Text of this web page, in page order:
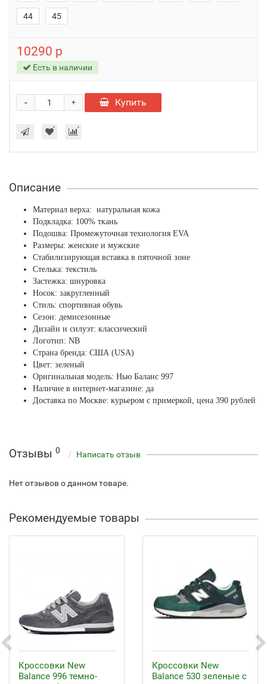
44 45
10290 р
Есть в наличии
+
- Купить
Описание
Материал верха: натуральная кожа
Подкладка: 100% ткань
Подошва: Промежуточная технология EVA
Размеры: женские и мужские
Стабилизирующая вставка в пяточной зоне
Стелька: текстиль
Застежка: шнуровка
Носок: закругленный
Стиль: спортивная обувь
Сезон: демисезонные
Дизайн и силуэт: классический
Логотип: NB
Страна бренда: США (USA)
Цвет: зеленый
Оригинальная модель: Нью Баланс 997
Наличие в интернет-магазине: да
Доставка по Москве: курьером с примеркой, цена 390 рублей
Отзывы 0 Написать отзыв
Нет отзывов о данном товаре.
Рекомендуемые товары
Кроссовки New
Balance 996 темно-
Кроссовки New
Balance 530 зеленые с